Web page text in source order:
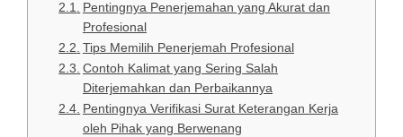
Pentingnya Penerjemahan yang Akurat dan
Profesional
Tips Memilih Penerjemah Profesional
Contoh Kalimat yang Sering Salah
Diterjemahkan dan Perbaikannya
Pentingnya Verifikasi Surat Keterangan Kerja
oleh Pihak yang Berwenang